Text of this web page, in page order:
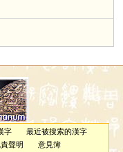
字
最近被搜索的漢字
聲明 意見簿